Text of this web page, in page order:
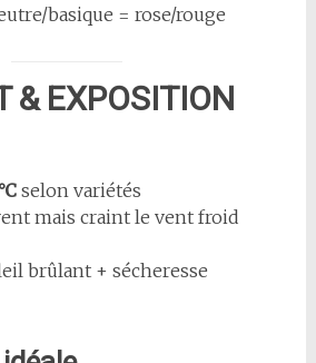
basique = rose/rouge
& EXPOSITION
selon variétés
mais craint le vent froid
brûlant + sécheresse